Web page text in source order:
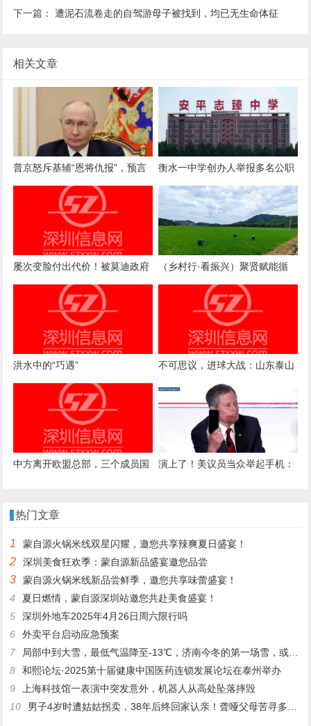
下一篇：遭泥石流卷走的自驾游母子被找到，均已无生命体征
相关文章
普京怒斥基辅“恩将仇报”，预言
乌克兰未来：最多15年后见分晓
衡水一中学创办人举报多名公职
人员侵吞学校资产、2元买走价
值8亿股权，纪委等介入
屡次变脸付出代价！被莫迪政府
坑惨的中企，拒绝再给印度当冤
（乡村行·看振兴）聚贤赋能循
环农业 江西德兴统战铺就乡村共
洪水中的“巧遇”
不可思议，进球大战：山东泰山
0-4到4-3、复仇云南队 防守太差
了
中方离开欧盟总部，三个成员国
一面
演上了！美议员当众举起手机：
热门文章
1 蒙自源火锅米线双星闪耀，邀您共享辣爽夏日盛宴！
2 深圳美食狂欢季：蒙自源新品盛宴邀您品尝
3
蒙自源火锅米线新品尝鲜季，邀您共享味蕾盛宴！
4
夏日燃情，蒙自源深圳站邀您共赴美食盛宴！
5
深圳外地车2025年4月26日周六限行吗
6
外卖平台启动应急预案
7
局部中到大雪，最低气温降至-13℃，济南今冬的第一场雪，或跟去年同一时间！
8
和熙论坛·2025第十届健康中国医药连锁发展论坛在泰州举办
9
上海科技馆一表演中突发意外，机器人从高处坠落摔毁
10
男子4岁时遭姑姑拐卖，38年后终回家认亲！聋哑父母苦寻多年，母亲已抱憾离世丨红星寻人